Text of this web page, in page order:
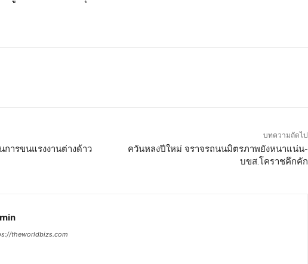
ารขนแรงงานต่างด้าว
บทความถัดไป
ควันหลงปีใหม่ จราจรถนนมิตรภาพยังหนาแน่น-
บขส.โคราชคึกคัก
theworldbizs.com